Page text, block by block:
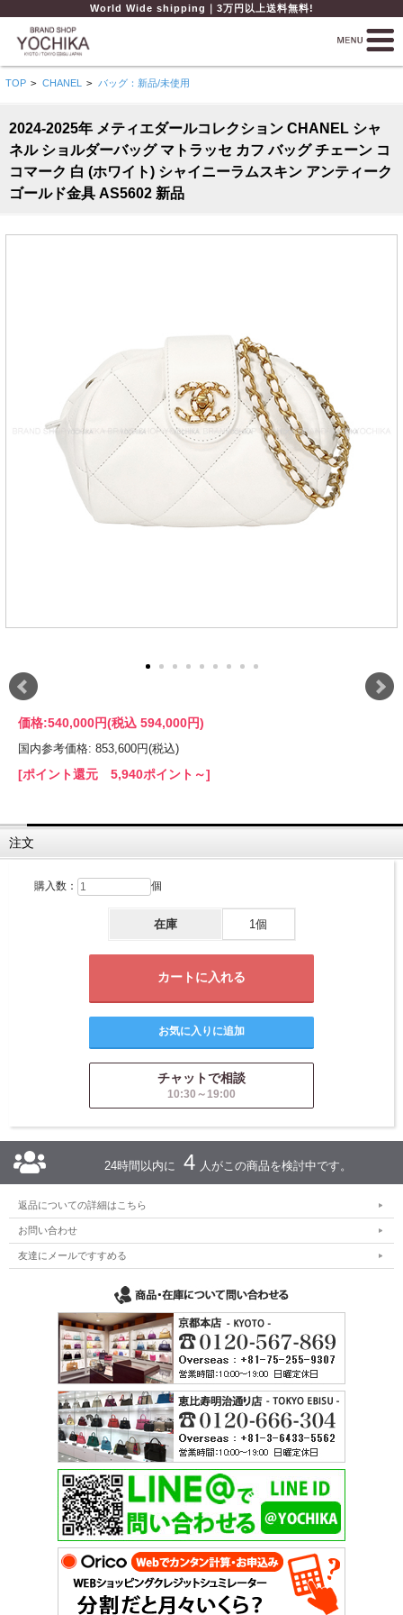
World Wide shipping｜3万円以上送料無料!
TOP > CHANEL > バッグ：新品/未使用
2024-2025年 メティエダールコレクション CHANEL シャ
ネル ショルダーバッグ マトラッセ カフ バッグ チェーン コ
コマーク 白 (ホワイト) シャイニーラムスキン アンティーク
ゴールド金具 AS5602 新品
価格:540,000円(税込 594,000円)
国内参考価格: 853,600円(税込)
[ポイント還元 5,940ポイント～]
注文
購入数： 個
在庫 1個
チャットで相談
10:30～19:00
24時間以内に 4 人がこの商品を検討中です。
返品についての詳細はこちら
お問い合わせ
友達にメールですすめる